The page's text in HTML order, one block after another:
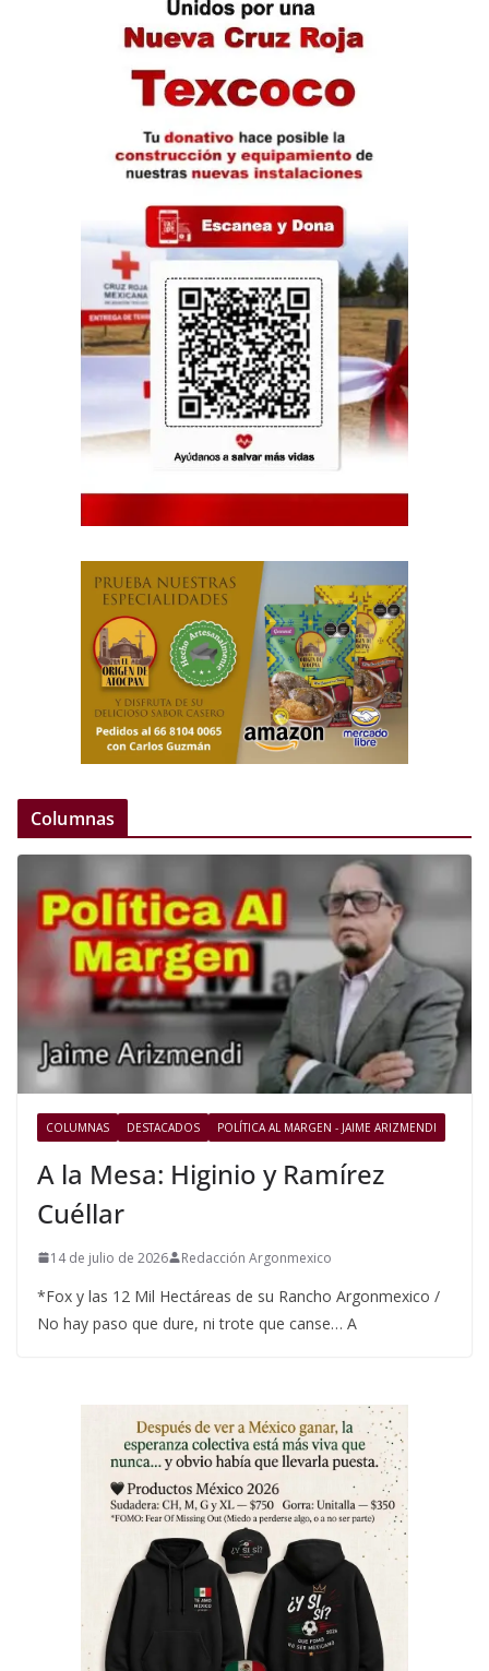
Columnas
COLUMNAS DESTACADOS POLÍTICA AL MARGEN - JAIME ARIZMENDI
A la Mesa: Higinio y Ramírez
Cuéllar
14 de julio de 2026 Redacción Argonmexico
*Fox y las 12 Mil Hectáreas de su Rancho Argonmexico /
No hay paso que dure, ni trote que canse… A